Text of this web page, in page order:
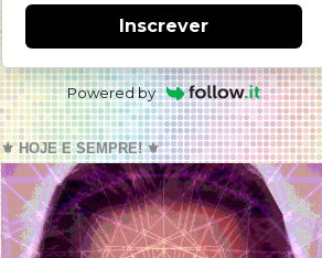
Inscrever
Powered by
⚜️ HOJE E SEMPRE! ⚜️